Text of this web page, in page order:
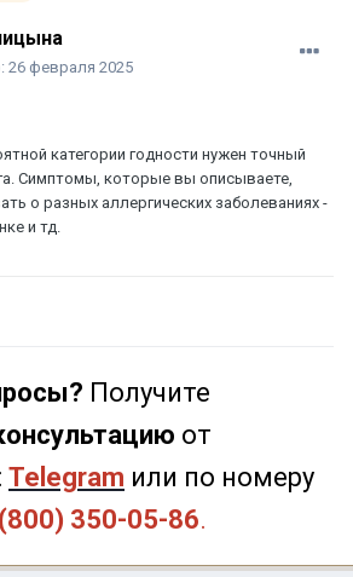
26 февраля 2025
категории годности нужен точный
Симптомы, которые вы описываете,
о разных аллергических заболеваниях -
и тд.
Получите
от
Telegram или по номеру
350-05-86.